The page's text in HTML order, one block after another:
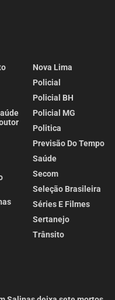
Nova Lima
Policial
Policial BH
Policial MG
Politica
Previsão Do Tempo
Saúde
Secom
Seleção Brasileira
Séries E Filmes
Sertanejo
Trânsito